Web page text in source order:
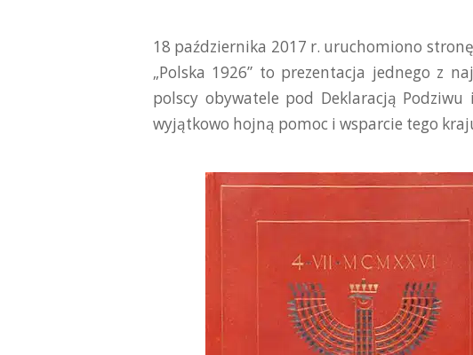
18 października 2017 r. uruchomiono
„Polska 1926” to prezentacja jednego z
polscy obywatele pod Deklaracją
wyjątkowo hojną pomoc i wsparcie tego